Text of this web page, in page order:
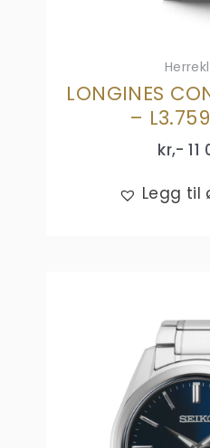
LONGINES
–
kr,- 11
Legg til